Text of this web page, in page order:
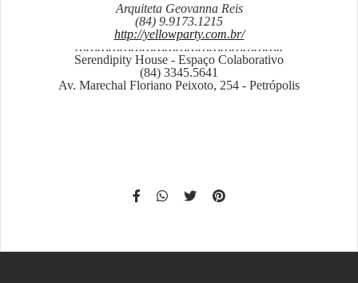
Arquiteta Geovanna Reis
(84) 9.9173.1215
http://yellowparty.com.br/
………………………………………………..
Serendipity House - Espaço Colaborativo
(84) 3345.5641
Av. Marechal Floriano Peixoto, 254 - Petrópolis